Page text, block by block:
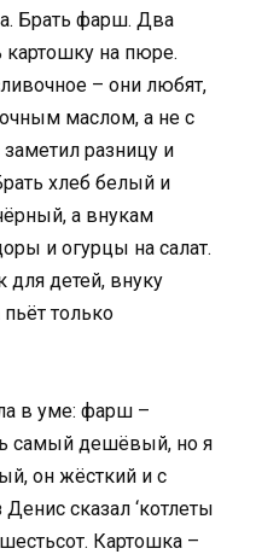
Брать фарш. Два
на пюре.
– они любят,
маслом, а не с
разницу и
хлеб белый и
а внукам
и огурцы на салат.
для детей, внуку
только
в уме: фарш –
самый дешёвый, но я
он жёсткий и с
сказал ‘котлеты
Картошка –